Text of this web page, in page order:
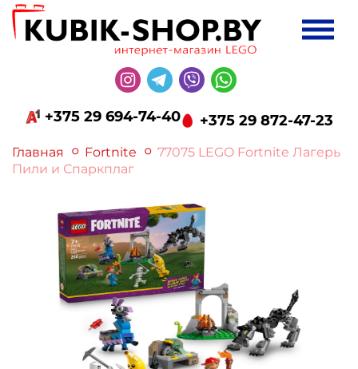
+375 29 694-74-40 +375 29 872-47-23
Главная Fortnite
77075 LEGO Fortnite Лагерь
Пили и Спаркплаг